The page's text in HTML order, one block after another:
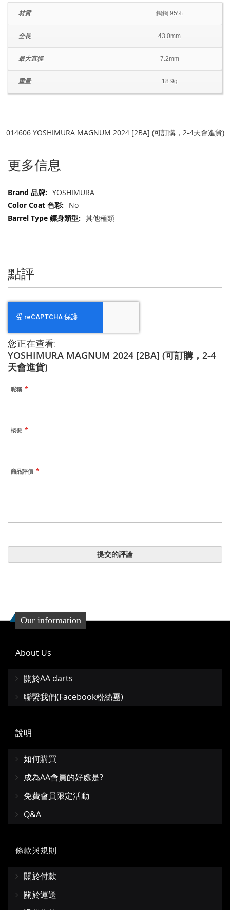
材質 鎢鋼 95%
全長 43.0mm
最大直徑 7.2mm
重量 18.9g
014606 YOSHIMURA MAGNUM 2024 [2BA] (可訂購，2-4天會進貨)
更多信息
更
多
息
YOSHIMURA
No
其他種類
點評
您正在查看:
YOSHIMURA MAGNUM 2024 [2BA] (可訂購，2-4
天會進貨)
昵稱
概要
商品評價
提交的評論
Our information
About Us
關於AA darts
聯繫我們(Facebook粉絲團)
說明
如何購買
成為AA會員的好處是?
免費會員限定活動
Q&A
條款與規則
關於付款
關於運送